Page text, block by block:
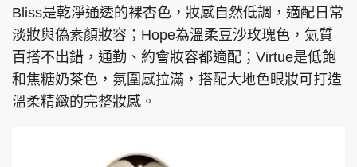
Bliss是乾淨通透的裸杏色，妝感自然低調，適配日常
淡妝與偽素顏妝容；Hope為溫柔豆沙玫瑰色，氣質
百搭不出錯，通勤、約會妝容都適配；Virtue是低飽
和焦糖奶茶色，氛圍感拉滿，搭配大地色眼妝可打造
溫柔精緻的完整妝感。